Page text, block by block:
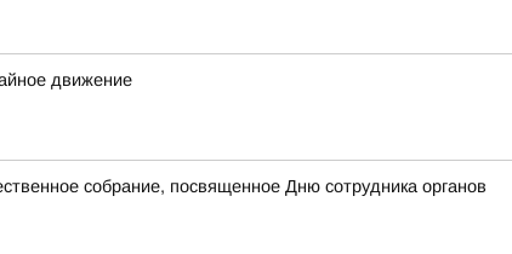
движение
собрание, посвященное Дню сотрудника органов